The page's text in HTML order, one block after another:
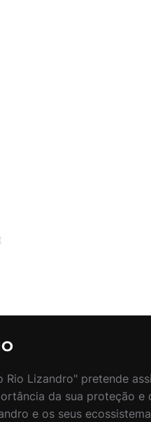
Lizandro" pretende
da sua proteção e
e os seus